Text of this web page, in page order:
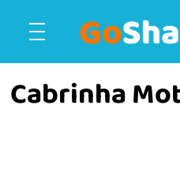
Cabrinha